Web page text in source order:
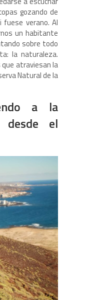
gozando de
fuese verano. Al
un habitante
sobre todo
la naturaleza.
atraviesan la
Natural de la
a la
desde el